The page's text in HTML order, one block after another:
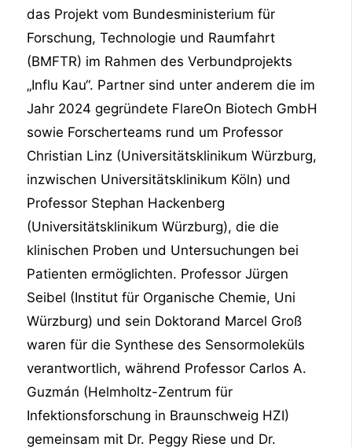
das Projekt vom Bundesministerium für
Forschung, Technologie und Raumfahrt
(BMFTR) im Rahmen des Verbundprojekts
„Influ Kau“. Partner sind unter anderem die im
Jahr 2024 gegründete FlareOn Biotech GmbH
sowie Forscherteams rund um Professor
Christian Linz (Universitätsklinikum Würzburg,
inzwischen Universitätsklinikum Köln) und
Professor Stephan Hackenberg
(Universitätsklinikum Würzburg), die die
klinischen Proben und Untersuchungen bei
Patienten ermöglichten. Professor Jürgen
Seibel (Institut für Organische Chemie, Uni
Würzburg) und sein Doktorand Marcel Groß
waren für die Synthese des Sensormoleküls
verantwortlich, während Professor Carlos A.
Guzmán (Helmholtz-Zentrum für
Infektionsforschung in Braunschweig HZI)
gemeinsam mit Dr. Peggy Riese und Dr.